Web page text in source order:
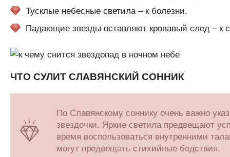
Тусклые небесные светила – к болезни.
Падающие звезды оставляют кровавый след – к
ЧТО СУЛИТ СЛАВЯНСКИЙ СОННИК
По Славянскому соннику очень важно
звездочки. Яркие светила предвещают
время воспользоваться внутренними
могут предвещать стихийные бедствия.